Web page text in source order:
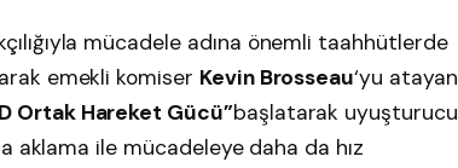
mücadele adına önemli taahhütlerde
emekli komiser Kevin Brosseau‘yu atayan
Ortak Hareket Gücü”başlatarak uyuşturucu
aklama ile mücadeleye daha da hız